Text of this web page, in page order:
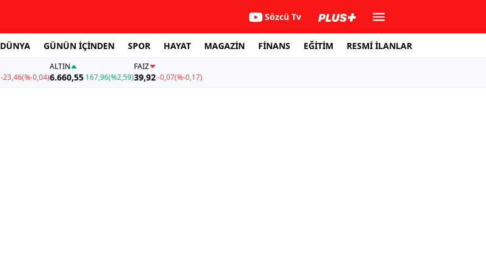
Sözcü Tv
DÜNYA GÜNÜN İÇİNDEN SPOR HAYAT MAGAZİN FİNANS EĞİTİM RESMİ İLANLAR
-23,46(%-0,04)
ALTIN
6.660,55 167,96(%2,59)
FAİZ
39,92-0,07(%-0,17)